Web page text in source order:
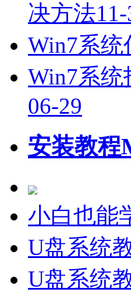
决方法
Win7系
Win7系
06-29
安装教程
小白也能
U盘系统
U盘系统